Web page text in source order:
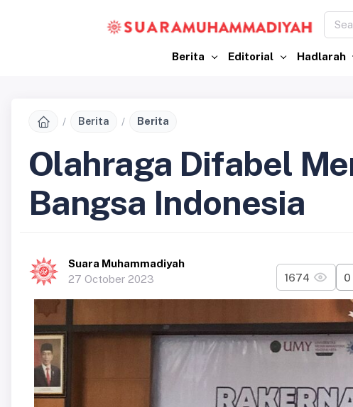
Berita Editorial Hadlarah
Berita Berita
Olahraga Difabel
Bangsa Indonesia
Suara Muhammadiyah
27 October 2023
1674 0